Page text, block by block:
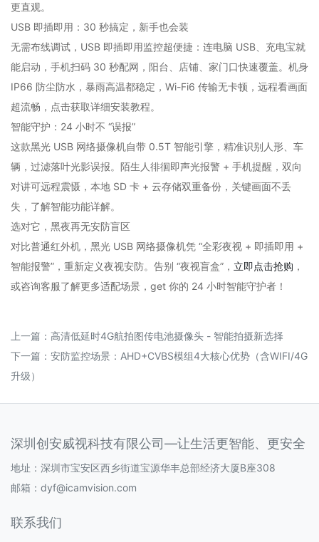
更直观。
USB 即插即用：30 秒搞定，新手也会装
无需布线调试，USB 即插即用监控超便捷：连电脑 USB、充电宝就
能启动，手机扫码 30 秒配网，阳台、店铺、家门口快速覆盖。机身
IP66 防尘防水，暴雨高温都稳定，Wi-Fi6 传输无卡顿，远程看画面
超流畅，点击获取详细安装教程。
智能守护：24 小时不 “误报”
这款黑光 USB 网络摄像机自带 0.5T 智能引擎，精准识别人形、车
辆，过滤落叶光影误报。陌生人徘徊即声光报警 + 手机提醒，双向
对讲可远程震慑，本地 SD 卡 + 云存储双重备份，关键画面不丢
失，了解智能功能详解。
选对它，黑夜再无安防盲区
对比普通红外机，黑光 USB 网络摄像机凭 “全彩夜视 + 即插即用 +
智能报警”，重新定义夜视安防。告别 “夜视盲盒”， 立即点击抢购 ，
或咨询客服了解更多适配场景，get 你的 24 小时智能守护者！
上一篇： 高清低延时4G航拍图传电池摄像头 - 智能拍摄新选择
下一篇： 安防监控场景：AHD+CVBS模组4大核心优势（含WIFI/4G
升级）
深圳创安威视科技有限公司—让生活更智能、更安全
地址：深圳市宝安区西乡街道宝源华丰总部经济大厦B座308
邮箱： dyf@icamvision.com
联系我们